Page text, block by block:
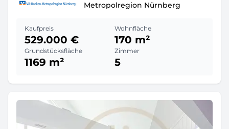
Metropolregion Nürnberg
Kaufpreis
529.000 €
Wohnfläche
170 m²
Grundstücksfläche
1169 m²
Zimmer
5